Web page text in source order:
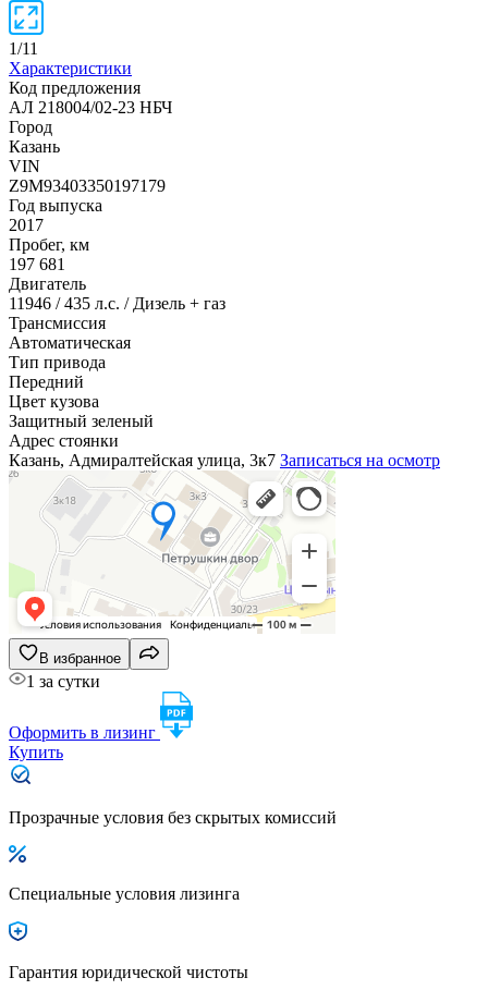
1/11
Характеристики
Код предложения
АЛ 218004/02-23 НБЧ
Город
Казань
VIN
Z9M93403350197179
Год выпуска
2017
Пробег, км
197 681
Двигатель
11946 / 435 л.с. / Дизель + газ
Трансмиссия
Автоматическая
Тип привода
Передний
Цвет кузова
Защитный зеленый
Адрес стоянки
Казань, Адмиралтейская улица, 3к7 Записаться на осмотр
В избранное
1 за сутки
Оформить в лизинг
Купить
Прозрачные условия без скрытых комиссий
Специальные условия лизинга
Гарантия юридической чистоты